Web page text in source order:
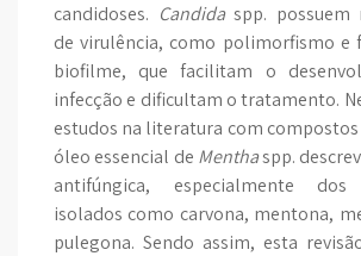
candidoses. Candida spp. possuem
de virulência, como polimorfismo e
biofilme, que facilitam o
infecção e dificultam o tratamento.
estudos na literatura com
óleo essencial de Menthaspp.
antifúngica, especialmente dos
isolados como carvona, mentona,
pulegona. Sendo assim, esta